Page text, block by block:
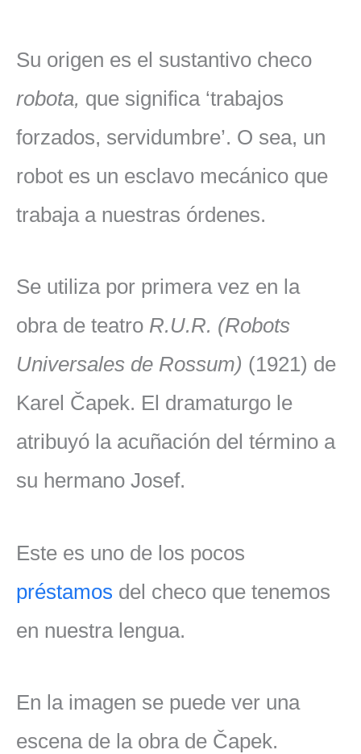
Su origen es el sustantivo checo
robota, que significa ‘trabajos
forzados, servidumbre’. O sea, un
robot es un esclavo mecánico que
trabaja a nuestras órdenes.
Se utiliza por primera vez en la
obra de teatro R.U.R. (Robots
Universales de Rossum) (1921) de
Karel Čapek. El dramaturgo le
atribuyó la acuñación del término a
su hermano Josef.
Este es uno de los pocos
préstamos del checo que tenemos
en nuestra lengua.
En la imagen se puede ver una
escena de la obra de Čapek.